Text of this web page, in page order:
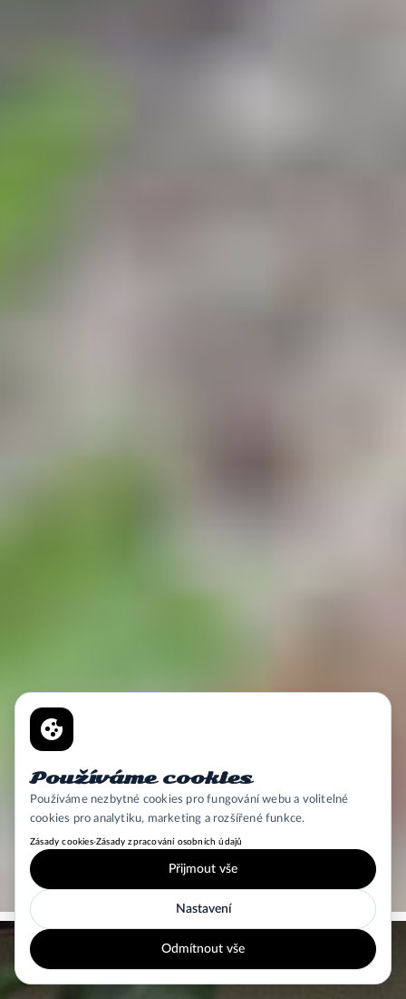
Používáme cookies
Používáme nezbytné cookies pro fungování webu a volitelné
cookies pro analytiku, marketing a rozšířené funkce.
Zásady cookies·Zásady zpracování osobních údajů
Přijmout vše
Nastavení
Odmítnout vše